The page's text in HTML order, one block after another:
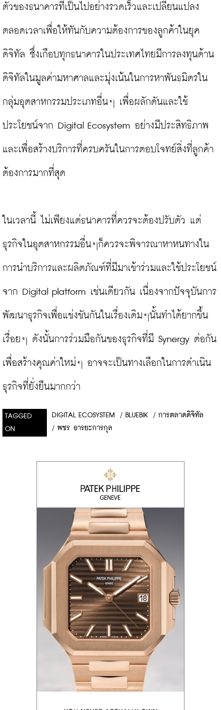
ตัวของธนาคารที่เป็นไปอย่างรวดเร็วและเปลี่ยนแปลง
ตลอดเวลาเพื่อให้ทันกับความต้องการของลูกค้าในยุค
ดิจิทัล ซึ่งเกือบทุกธนาคารในประเทศไทยมีการลงทุนด้าน
ดิจิทัลในมูลค่ามหาศาลและมุ่งเน้นในการหาพันธมิตรใน
กลุ่มอุตสาหกรรมประเภทอื่นๆ เพื่อผลักดันและใช้
ประโยชน์จาก Digital Ecosystem อย่างมีประสิทธิภาพ
และเพื่อสร้างบริการที่ครบครันในการตอบโจทย์สิ่งที่ลูกค้า
ต้องการมากที่สุด
ในเวลานี้ ไม่เพียงแต่ธนาคารที่ควรจะต้องปรับตัว แต่
ธุรกิจในอุตสาหกรรมอื่นๆก็ควรจะพิจารณาหาหนทางใน
การนำบริการและผลิตภัณฑ์ที่มีมาเข้าร่วมและใช้ประโยชน์
จาก Digital platform เช่นเดียวกัน เนื่องจากปัจจุบันการ
พัฒนาธุรกิจเพื่อแข่งขันกันในเรื่องเดิมๆนั้นทำได้ยากขึ้น
เรื่อยๆ ดังนั้นการร่วมมือกันของธุรกิจที่มี Synergy ต่อกัน
เพื่อสร้างคุณค่าใหม่ๆ อาจจะเป็นทางเลือกในการดำเนิน
ธุรกิจที่ยั่งยืนมากกว่า
TAGGED
ON
DIGITAL ECOSYSTEM / BLUEBIK / การตลาดดิจิทัล
/ พชร อารยะการกุล